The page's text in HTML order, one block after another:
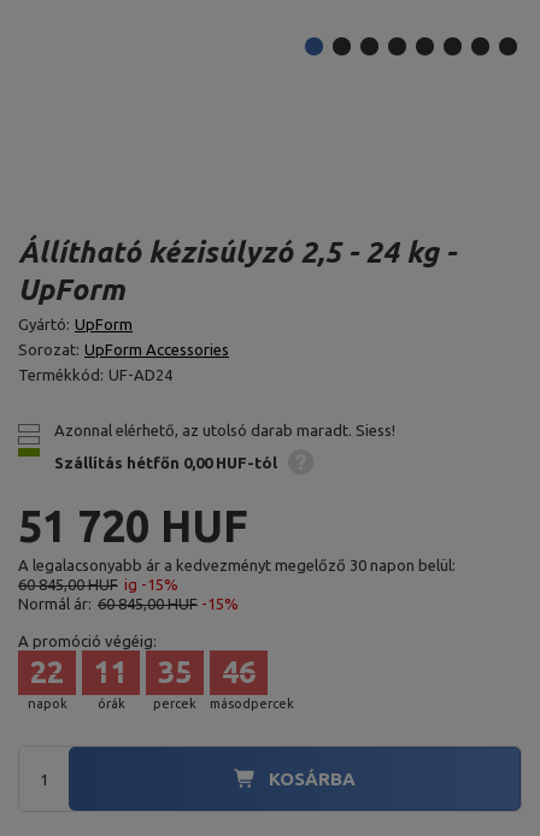
Állítható kézisúlyzó 2,5 - 24 kg -
UpForm
Gyártó: UpForm
Sorozat: UpForm Accessories
Termékkód: UF-AD24
Azonnal elérhető, az utolsó darab maradt. Siess!
Szállítás hétfőn 0,00 HUF-tól
51 720 HUF
A legalacsonyabb ár a kedvezményt megelőző 30 napon belül:
60 845,00 HUF ig -15%
Normál ár: 60 845,00 HUF -15%
A promóció végéig:
napok
22
órák
11
percek
35
másodpercek
45
KOSÁRBA